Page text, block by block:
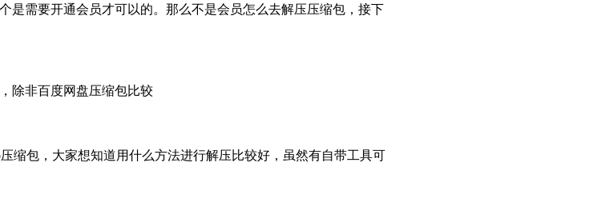
是需要开通会员才可以的。那么不是会员怎么去解压压缩包，接下
除非百度网盘压缩包比较
缩包，大家想知道用什么方法进行解压比较好，虽然有自带工具可